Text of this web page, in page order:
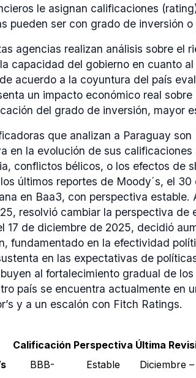
le asignan calificaciones
pueden ser con grado de inversión
agencias realizan análisis sobre el
capacidad del gobierno en cuanto
acuerdo a la coyuntura del país
un impacto económico real
del grado de inversión, mayor
que analizan a Paraguay
en la evolución de sus
conflictos bélicos, o los efectos de
últimos reportes de Moody´s, el
en Baa3, con perspectiva
resolvió cambiar la perspectiva
17 de diciembre de 2025, decidió
fundamentado en la efectividad
en las expectativas de
al fortalecimiento gradual de
país se encuentra actualmente en
y a un escalón con Fitch Ratings.
Calificación Perspectiva Última
BBB- Estable
Diciembre